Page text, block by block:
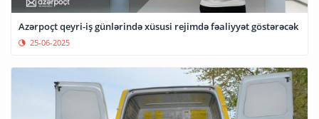
Azərpoçt qeyri-iş günlərində xüsusi rejimdə fəaliyyət göstərəcək
25-06-2025